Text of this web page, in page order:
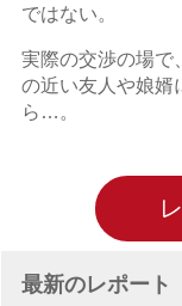
ではない。
実際の交渉の場で
の近い友人や娘婿
ら…。
最新のレポート